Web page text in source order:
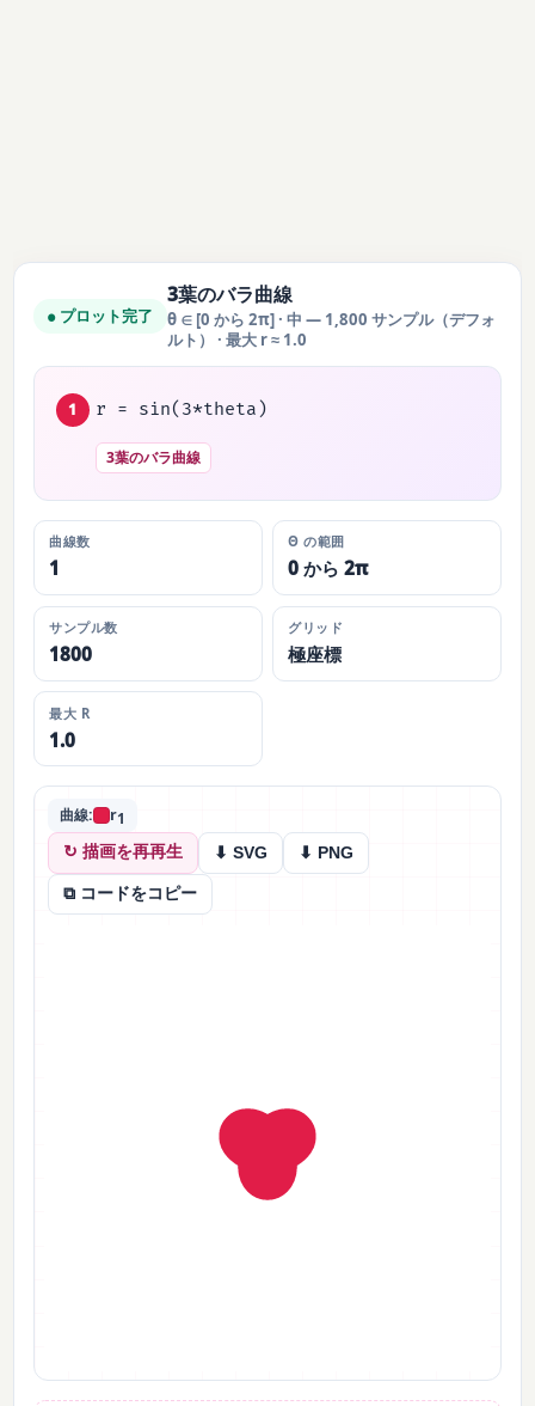
● プロット完了
3葉のバラ曲線
θ ∈ [0 から 2π] · 中 — 1,800 サンプル（デフォ
ルト） · 最大 r ≈ 1.0
1 r = sin(3*theta)
3葉のバラ曲線
曲線数
1
Θ の範囲
0 から 2π
サンプル数
1800
グリッド
極座標
最大 R
1.0
曲線: r1
↻ 描画を再再生 ⬇ SVG ⬇ PNG
⧉ コードをコピー